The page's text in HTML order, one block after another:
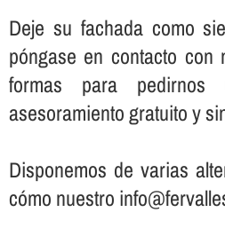
Deje su fachada como
póngase en contacto con
formas para pedirnos
asesoramiento gratuito y
Disponemos de varias
cómo nuestro